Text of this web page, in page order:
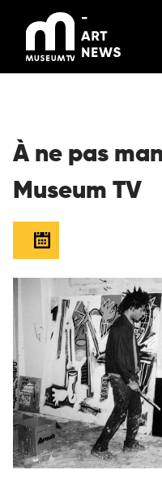
contenu
À ne pas
Museum TV